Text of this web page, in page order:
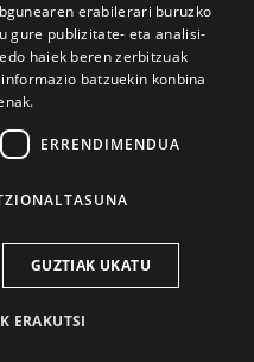
2026ko mar. 1a
erabilerari buruzko
gure publizitate- eta analisi-
haiek beren zerbitzuak
batzuekin konbina
ERRENDIMENDUA
GUZTIAK UKATU
ERAKUTSI